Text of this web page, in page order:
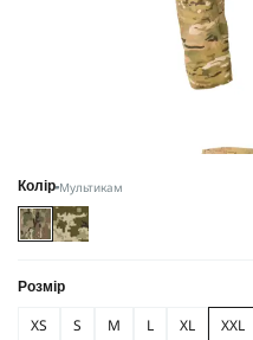
Колір Мультикам
Розмір
XS S M L XL XXL